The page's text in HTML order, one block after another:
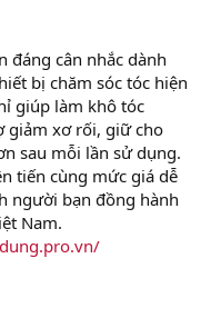
đáng cân nhắc dành
bị chăm sóc tóc hiện
giúp làm khô tóc
giảm xơ rối, giữ cho
sau mỗi lần sử dụng.
tiến cùng mức giá dễ
người bạn đồng hành
Nam.